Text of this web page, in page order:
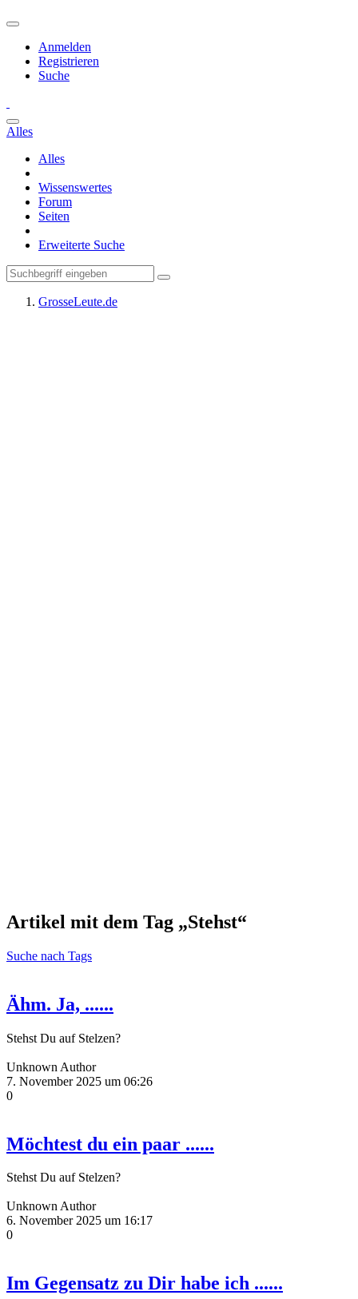
Anmelden
Registrieren
Suche
Alles
Alles
Wissenswertes
Forum
Seiten
Erweiterte Suche
GrosseLeute.de
Artikel mit dem Tag „Stehst“
Suche nach Tags
Ähm. Ja, ......
Stehst Du auf Stelzen?
Unknown Author
7. November 2025 um 06:26
0
Möchtest du ein paar ......
Stehst Du auf Stelzen?
Unknown Author
6. November 2025 um 16:17
0
Im Gegensatz zu Dir habe ich ......